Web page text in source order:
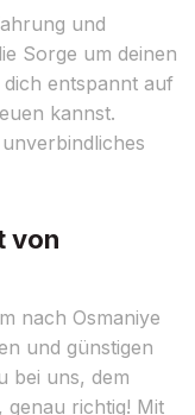
und
Sorge um deinen
entspannt auf
kannst.
von
nach Osmaniye
und günstigen
bei uns, dem
, genau richtig! Mit